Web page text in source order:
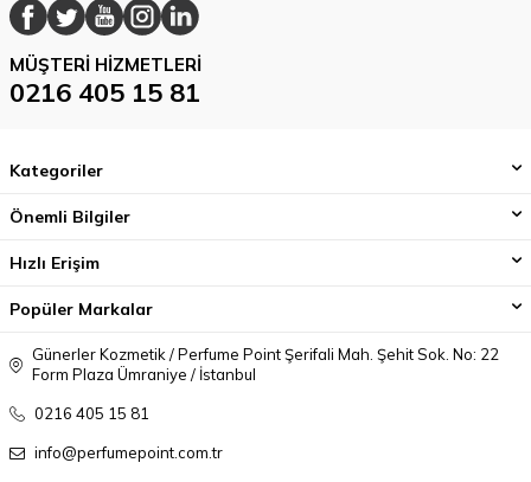
MÜŞTERI HIZMETLERI
0216 405 15 81
Kategoriler
Önemli Bilgiler
Hızlı Erişim
Popüler Markalar
Günerler Kozmetik / Perfume Point Şerifali Mah. Şehit Sok. No: 22
Form Plaza Ümraniye / İstanbul
0216 405 15 81
info@perfumepoint.com.tr